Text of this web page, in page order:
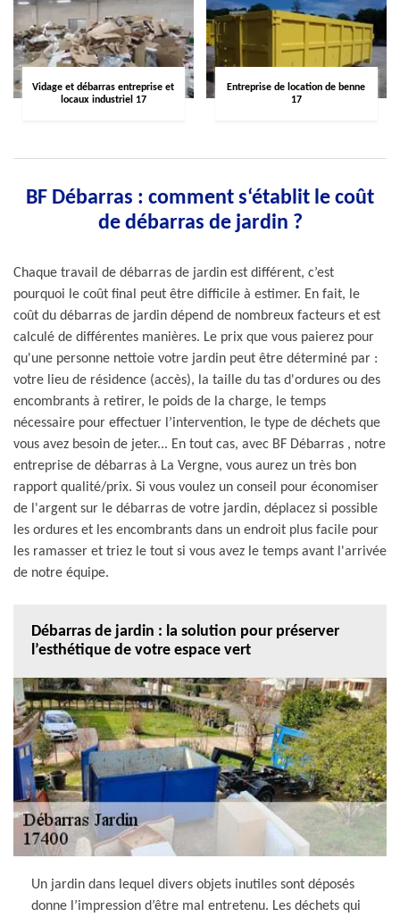
Vidage et débarras entreprise et
locaux industriel 17
Entreprise de location de benne
17
BF Débarras : comment s‘établit le coût
de débarras de jardin ?
Chaque travail de débarras de jardin est différent, c’est
pourquoi le coût final peut être difficile à estimer. En fait, le
coût du débarras de jardin dépend de nombreux facteurs et est
calculé de différentes manières. Le prix que vous paierez pour
qu'une personne nettoie votre jardin peut être déterminé par :
votre lieu de résidence (accès), la taille du tas d'ordures ou des
encombrants à retirer, le poids de la charge, le temps
nécessaire pour effectuer l’intervention, le type de déchets que
vous avez besoin de jeter... En tout cas, avec BF Débarras , notre
entreprise de débarras à La Vergne, vous aurez un très bon
rapport qualité/prix. Si vous voulez un conseil pour économiser
de l'argent sur le débarras de votre jardin, déplacez si possible
les ordures et les encombrants dans un endroit plus facile pour
les ramasser et triez le tout si vous avez le temps avant l'arrivée
de notre équipe.
Débarras de jardin : la solution pour préserver
l’esthétique de votre espace vert
Un jardin dans lequel divers objets inutiles sont déposés
donne l’impression d’être mal entretenu. Les déchets qui